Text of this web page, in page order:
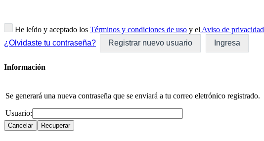
He leído y aceptado los Términos y condiciones de uso y el Aviso de privacidad
¿Olvidaste tu contraseña?
Registrar nuevo usuario Ingresa
Información
Se generará una nueva contraseña que se enviará a tu correo eletrónico registrado.
Usuario: